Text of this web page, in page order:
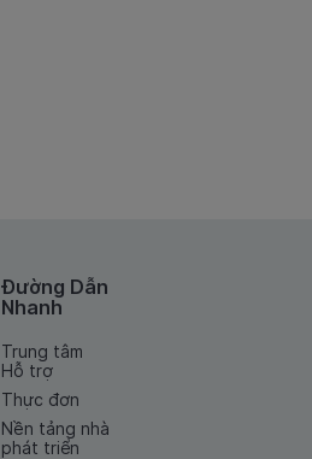
Đường Dẫn
Nhanh
Trung tâm
Hỗ trợ
Thực đơn
Nền tảng nhà
phát triển